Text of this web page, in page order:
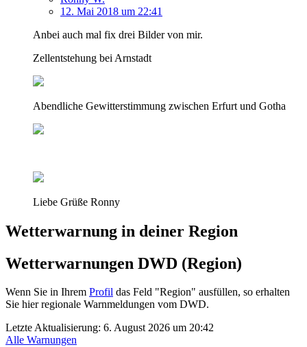
12. Mai 2018 um 22:41
Anbei auch mal fix drei Bilder von mir.
Zellentstehung bei Arnstadt
Abendliche Gewitterstimmung zwischen Erfurt und Gotha
Liebe Grüße Ronny
Wetterwarnung in deiner Region
Wetterwarnungen DWD (Region)
Wenn Sie in Ihrem Profil das Feld "Region" ausfüllen, so erhalten
Sie hier regionale Warnmeldungen vom DWD.
Letzte Aktualisierung: 6. August 2026 um 20:42
Alle Warnungen